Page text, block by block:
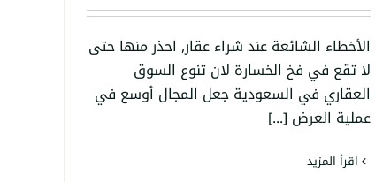
الأخطاء الشائعة عند شراء عقار, احذر منها حتى
لا تقع في فخ الخسارة لان تنوع السوق
العقاري في السعودية جعل المجال أوسع في
عملية العرض [...]
‫اقرأ المزيد